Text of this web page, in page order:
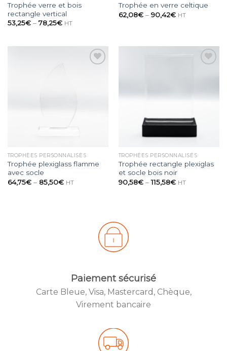
Trophée verre et bois
rectangle vertical
53,25€– 78,25€ HT
Trophée en verre celtique
62,08€– 90,42€ HT
TROPHÉES PERSONNALISÉS
Trophée plexiglass flamme
avec socle
64,75€– 85,50€ HT
TROPHÉES PERSONNALISÉS
Trophée rectangle plexiglas
et socle bois noir
90,58€–115,58€ HT
Created by
from the
Paiement sécurisé
Carte Bleue, Visa, Mastercard, Chèque,
Virement bancaire